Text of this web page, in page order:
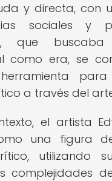
y directa, con
sociales y
que
como era, se
a través del
el artista
una figura
utilizando
complejidades